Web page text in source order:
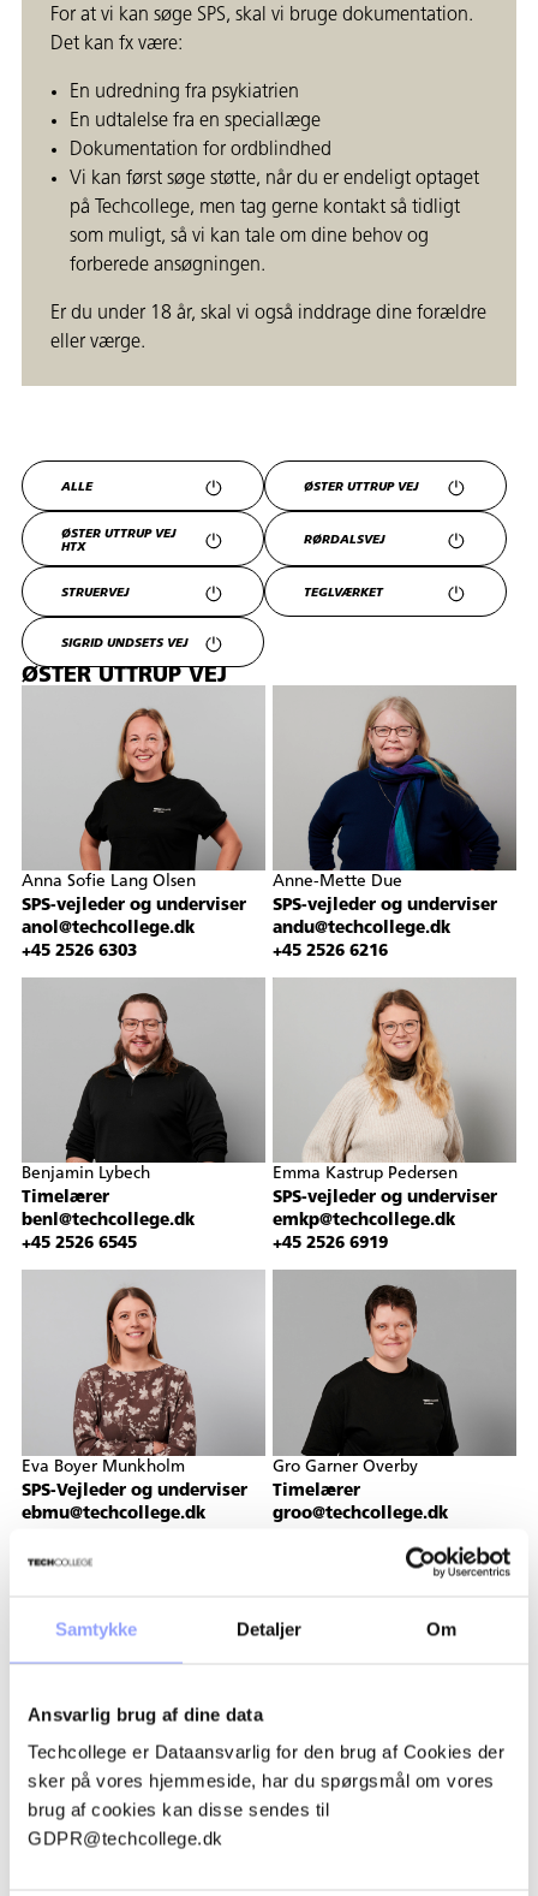
Samtykke Detaljer Om
Ansvarlig brug af dine data
Techcollege er Dataansvarlig for den brug af Cookies der
sker på vores hjemmeside, har du spørgsmål om vores
brug af cookies kan disse sendes til
GDPR@techcollege.dk
For at vi kan søge SPS, skal vi bruge dokumentation.
Det kan fx være:
En udredning fra psykiatrien
En udtalelse fra en speciallæge
Dokumentation for ordblindhed
Vi kan først søge støtte, når du er endeligt optaget
på Techcollege, men tag gerne kontakt så tidligt
som muligt, så vi kan tale om dine behov og
forberede ansøgningen.
Er du under 18 år, skal vi også inddrage dine forældre
eller værge.
ALLE ØSTER UTTRUP VEJ
ØSTER UTTRUP VEJ
HTX
RØRDALSVEJ
STRUERVEJ TEGLVÆRKET
SIGRID UNDSETS VEJ
ØSTER UTTRUP VEJ
Anna Sofie Lang Olsen
SPS-vejleder og underviser
anol@techcollege.dk
+45 2526 6303
Anne-Mette Due
SPS-vejleder og underviser
andu@techcollege.dk
+45 2526 6216
Benjamin Lybech
Timelærer
benl@techcollege.dk
+45 2526 6545
Emma Kastrup Pedersen
SPS-vejleder og underviser
emkp@techcollege.dk
+45 2526 6919
Eva Boyer Munkholm
SPS-Vejleder og underviser
ebmu@techcollege.dk
Gro Garner Overby
Timelærer
groo@techcollege.dk
Karoline Nielsen Koch
SPS-vejleder og underviser
kkpe@techcollege.dk
+45 2526 6242
Kathrine Sloth Brun Pedersen
Vejlednings- og
læringscenteret